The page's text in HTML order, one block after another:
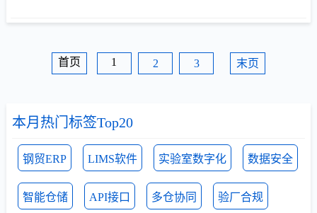
本月热门标签Top20
钢贸ERP LIMS软件 实验室数字化 数据安全
智能仓储 API接口 多仓协同 验厂合规
首页 1 2 3 末页